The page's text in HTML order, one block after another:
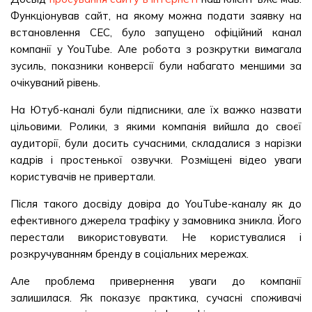
Функціонував сайт, на якому можна подати заявку на
встановлення СЕС, було запущено офіційний канал
компанії у YouTube. Але робота з розкрутки вимагала
зусиль, показники конверсії були набагато меншими за
очікуваний рівень.
На Ютуб-каналі були підписники, але їх важко назвати
цільовими. Ролики, з якими компанія вийшла до своєї
аудиторії, були досить сучасними, складалися з нарізки
кадрів і простенької озвучки. Розміщені відео уваги
користувачів не привертали.
Після такого досвіду довіра до YouTube-каналу як до
ефективного джерела трафіку у замовника зникла. Його
перестали використовувати. Не користувалися і
розкручуванням бренду в соціальних мережах.
Але проблема привернення уваги до компанії
залишилася. Як показує практика, сучасні споживачі